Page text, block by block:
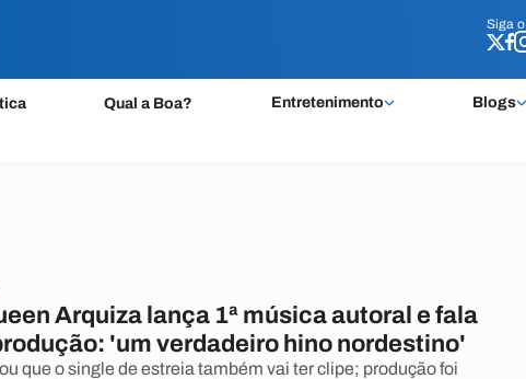
Siga o
Qual a Boa? Entretenimento Blogs
Siga o
Arquiza lança 1ª música autoral e fala
'um verdadeiro hino nordestino'
que o single de estreia também vai ter clipe; produção foi